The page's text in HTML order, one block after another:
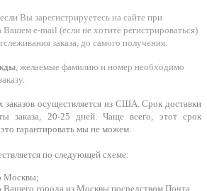
Вы зарегистрируетесь на сайте при
Вашем e-mail (если не хотите регистрироваться)
заказа, до самого получения.
, желаемые фамилию и номер необходимо
заказов осуществляется из США. Срок доставки
заказа, 20-25 дней. Чаще всего, этот срок
гарантировать мы не можем.
по следующей схеме:
Москвы;
Вашего города из Москвы посредством Почта